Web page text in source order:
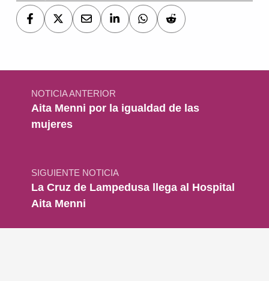
Navegación de entradas
NOTICIA ANTERIOR
Aita Menni por la igualdad de las
mujeres
SIGUIENTE NOTICIA
La Cruz de Lampedusa llega al Hospital
Aita Menni